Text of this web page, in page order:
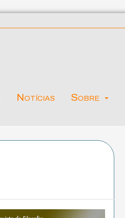
Notícias
Sobre